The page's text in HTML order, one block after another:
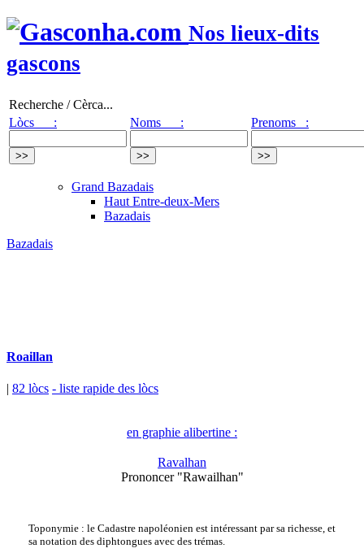
Nos lieux-dits
gascons
Recherche / Cèrca...
Lòcs :
Noms : Prenoms :
Grand Bazadais
Haut Entre-deux-Mers
Bazadais
Bazadais
Roaillan
| 82 lòcs - liste rapide des lòcs
en graphie alibertine :
Ravalhan
Prononcer "Rawailhan"
Toponymie : le Cadastre napoléonien est intéressant par sa richesse, et
sa notation des diphtongues avec des trémas.